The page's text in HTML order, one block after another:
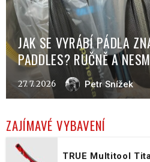
JAK SE VYRÁBÍ PÁDLA
PADDLES? RUČNĚ A
27. 7. 2026 Petr Snížek
ZAJÍMAVÉ VYBAVENÍ
TRUE Multitool